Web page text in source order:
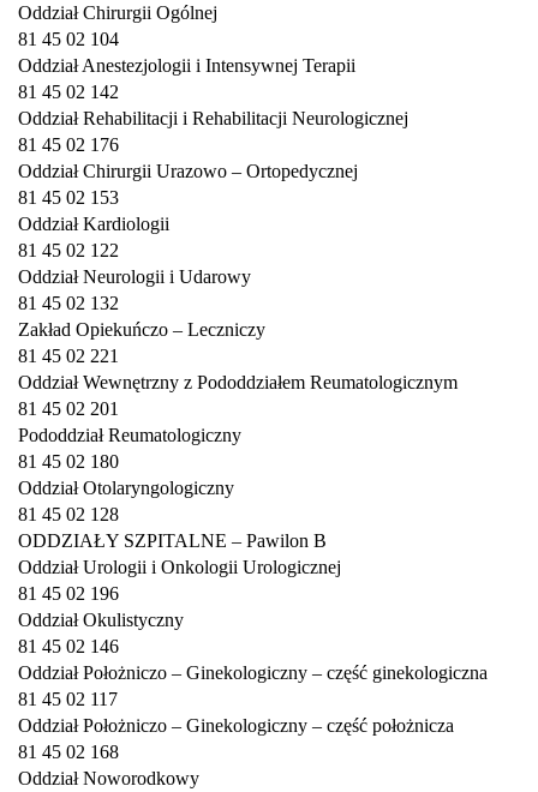
Oddział Chirurgii Ogólnej
81 45 02 104
Oddział Anestezjologii i Intensywnej Terapii
81 45 02 142
Oddział Rehabilitacji i Rehabilitacji Neurologicznej
81 45 02 176
Oddział Chirurgii Urazowo – Ortopedycznej
81 45 02 153
Oddział Kardiologii
81 45 02 122
Oddział Neurologii i Udarowy
81 45 02 132
Zakład Opiekuńczo – Leczniczy
81 45 02 221
Oddział Wewnętrzny z Pododdziałem Reumatologicznym
81 45 02 201
Pododdział Reumatologiczny
81 45 02 180
Oddział Otolaryngologiczny
81 45 02 128
ODDZIAŁY SZPITALNE – Pawilon B
Oddział Urologii i Onkologii Urologicznej
81 45 02 196
Oddział Okulistyczny
81 45 02 146
Oddział Położniczo – Ginekologiczny – część ginekologiczna
81 45 02 117
Oddział Położniczo – Ginekologiczny – część położnicza
81 45 02 168
Oddział Noworodkowy